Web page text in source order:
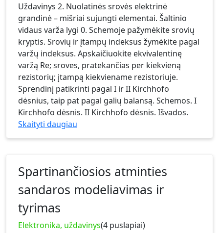
Uždavinys 2. Nuolatinės srovės elektrinė
grandinė – mišriai sujungti elementai. Šaltinio
vidaus varža lygi 0. Schemoje pažymėkite srovių
kryptis. Srovių ir įtampų indeksus žymėkite pagal
varžų indeksus. Apskaičiuokite ekvivalentinę
varžą Re; sroves, pratekančias per kiekvieną
rezistorių; įtampą kiekviename rezistoriuje.
Sprendinį patikrinti pagal I ir II Kirchhofo
dėsnius, taip pat pagal galių balansą. Schemos. I
Kirchhofo dėsnis. II Kirchhofo dėsnis. Išvados.
Skaityti daugiau
Spartinančiosios atminties
sandaros modeliavimas ir
tyrimas
Elektronika, uždavinys(4 puslapiai)